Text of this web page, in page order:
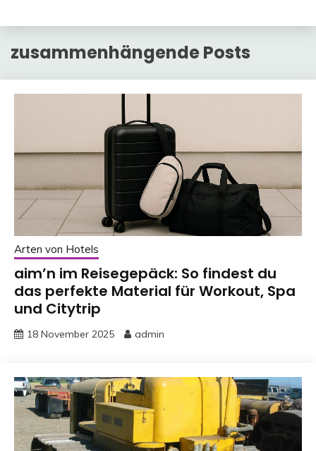
zusammenhängende Posts
Arten von Hotels
aim’n im Reisegepäck: So findest du
das perfekte Material für Workout, Spa
und Citytrip
18 November 2025 admin